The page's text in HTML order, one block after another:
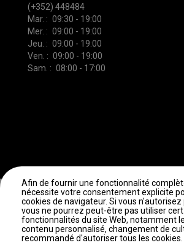
Afin de fournir une fonctionnalité
nécessite votre consentement explicite
cookies de navigateur. Si vous n'autorisez
vous ne pourrez peut-être pas utiliser
fonctionnalités du site Web, notamment
contenu personnalisé, changement de
recommandé d'autoriser tous les cookies.
(+352) 448484
Mar.
09:30 - 19:00
Mer.
09:00 - 19:00
Jeu.
09:00 - 19:00
Ven.
09:00 - 19:00
Sam.
08:00 - 17:00
Accès professionnel Mentions légales